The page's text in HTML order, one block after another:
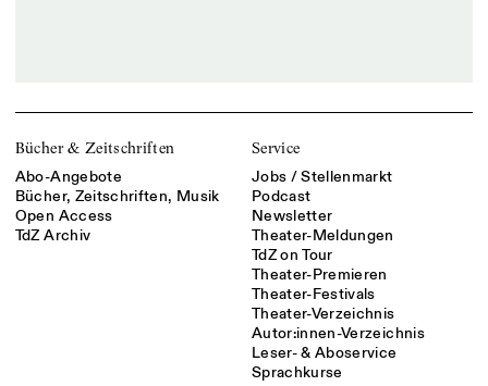
Bücher & Zeitschriften
Abo-Angebote
Bücher, Zeitschriften, Musik
Open Access
TdZ Archiv
Service
Jobs / Stellenmarkt
Podcast
Newsletter
Theater-Meldungen
TdZ on Tour
Theater-Premieren
Theater-Festivals
Theater-Verzeichnis
Autor:innen-Verzeichnis
Leser- & Aboservice
Sprachkurse